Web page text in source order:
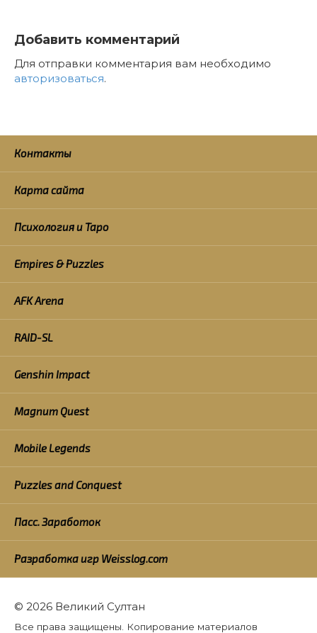
Добавить комментарий
Для отправки комментария вам необходимо
авторизоваться.
Контакты
Карта сайта
Психология и Таро
Empires & Puzzles
AFK Arena
RAID-SL
Genshin Impact
Magnum Quest
Mobile Legends
Puzzles and Conquest
Пасс. Заработок
Разработка игр Weisslog.com
© 2026 Великий Султан
Все права защищены. Копирование материалов